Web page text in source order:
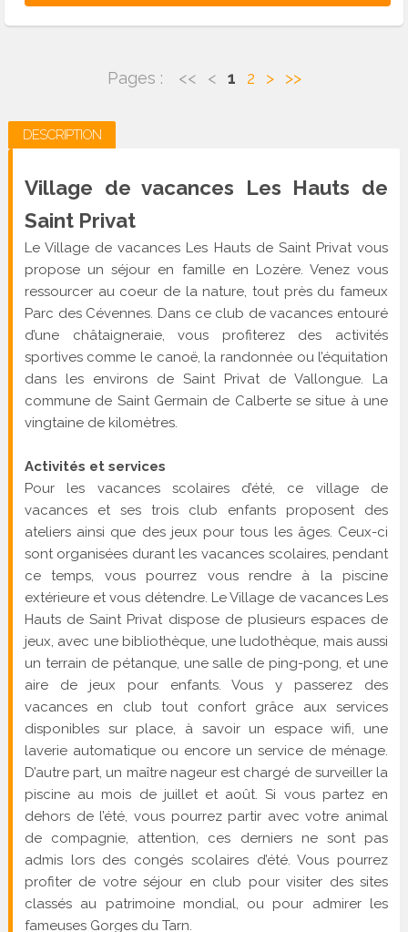
Pages : << < 1 2 > >>
DESCRIPTION
Village de vacances Les Hauts de
Saint Privat
Le Village de vacances Les Hauts de Saint Privat vous
propose un séjour en famille en Lozère. Venez vous
ressourcer au coeur de la nature, tout près du fameux
Parc des Cévennes. Dans ce club de vacances entouré
d’une châtaigneraie, vous profiterez des activités
sportives comme le canoë, la randonnée ou l’équitation
dans les environs de Saint Privat de Vallongue. La
commune de Saint Germain de Calberte se situe à une
vingtaine de kilomètres.
Activités et services
Pour les vacances scolaires d’été, ce village de
vacances et ses trois club enfants proposent des
ateliers ainsi que des jeux pour tous les âges. Ceux-ci
sont organisées durant les vacances scolaires, pendant
ce temps, vous pourrez vous rendre à la piscine
extérieure et vous détendre. Le Village de vacances Les
Hauts de Saint Privat dispose de plusieurs espaces de
jeux, avec une bibliothèque, une ludothèque, mais aussi
un terrain de pétanque, une salle de ping-pong, et une
aire de jeux pour enfants. Vous y passerez des
vacances en club tout confort grâce aux services
disponibles sur place, à savoir un espace wifi, une
laverie automatique ou encore un service de ménage.
D’autre part, un maître nageur est chargé de surveiller la
piscine au mois de juillet et août. Si vous partez en
dehors de l’été, vous pourrez partir avec votre animal
de compagnie, attention, ces derniers ne sont pas
admis lors des congés scolaires d’été. Vous pourrez
profiter de votre séjour en club pour visiter des sites
classés au patrimoine mondial, ou pour admirer les
fameuses Gorges du Tarn.